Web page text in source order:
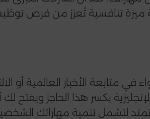
ميزة تنافسية تُعزز من فرص
متابعة الأخبار العالمية أو
يكسر هذا الحاجز ويفتح لك
لتشمل تنمية مهاراتك